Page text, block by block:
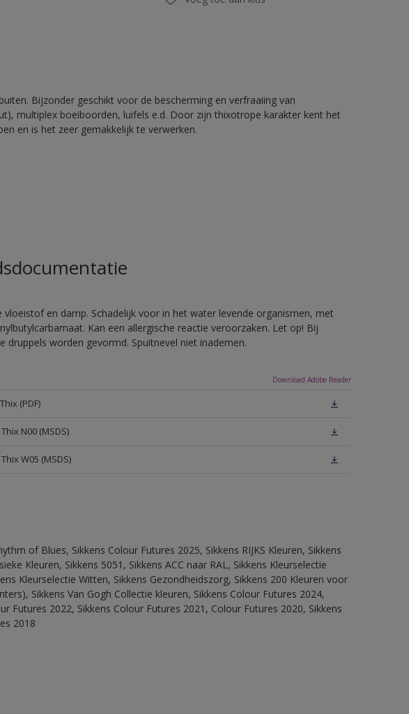
Bijzonder geschikt voor de bescherming en verfraaiing van
multiplex boeiboorden, luifels e.d. Door zijn thixotrope karakter kent het
en is het zeer gemakkelijk te verwerken.
vloeistof en damp. Schadelijk voor in het water levende organismen, met
Kan een allergische reactie veroorzaken. Let op! Bij
druppels worden gevormd. Spuitnevel niet inademen.
Download Adobe Reader
(PDF)
N00 (MSDS)
W05 (MSDS)
of Blues, Sikkens Colour Futures 2025, Sikkens RIJKS Kleuren, Sikkens
Kleuren, Sikkens 5051, Sikkens ACC naar RAL, Sikkens Kleurselectie
Kleurselectie Witten, Sikkens Gezondheidszorg, Sikkens 200 Kleuren voor
Sikkens Van Gogh Collectie kleuren, Sikkens Colour Futures 2024,
Futures 2022, Sikkens Colour Futures 2021, Colour Futures 2020, Sikkens
2018